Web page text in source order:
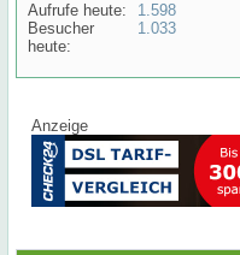
Aufrufe heute:
Besucher
heute:
1.598
1.033
Anzeige